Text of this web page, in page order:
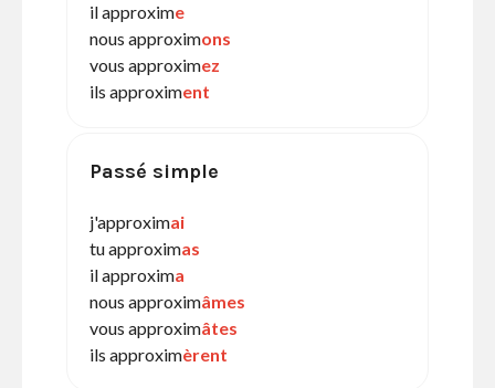
il approxime
nous approximons
vous approximez
ils approximent
Passé simple
j'approximai
tu approximas
il approxima
nous approximâmes
vous approximâtes
ils approximèrent